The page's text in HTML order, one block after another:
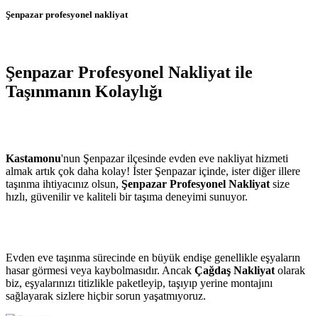
Şenpazar profesyonel nakliyat
Şenpazar Profesyonel Nakliyat ile
Taşınmanın Kolaylığı
Kastamonu'nun Şenpazar ilçesinde evden eve nakliyat hizmeti
almak artık çok daha kolay! İster Şenpazar içinde, ister diğer illere
taşınma ihtiyacınız olsun, Şenpazar Profesyonel Nakliyat size
hızlı, güvenilir ve kaliteli bir taşıma deneyimi sunuyor.
Evden eve taşınma sürecinde en büyük endişe genellikle eşyaların
hasar görmesi veya kaybolmasıdır. Ancak Çağdaş Nakliyat olarak
biz, eşyalarınızı titizlikle paketleyip, taşıyıp yerine montajını
sağlayarak sizlere hiçbir sorun yaşatmıyoruz.